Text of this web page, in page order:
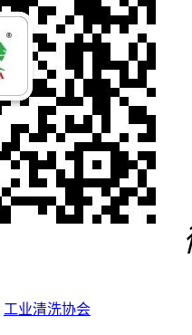
工业清洗协会